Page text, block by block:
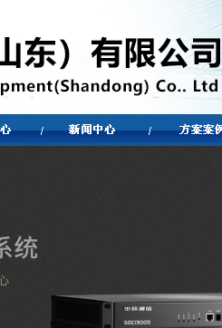
SOC1000-UC300